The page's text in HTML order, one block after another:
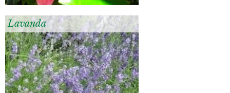
Lavanda